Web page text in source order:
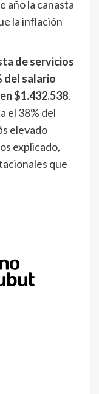
año la canasta
la inflación
de servicios
del salario
$1.432.538.
el 38% del
elevado
explicado,
que